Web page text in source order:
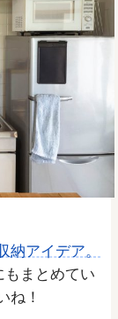
納アイデア。
もまとめてい
ね！